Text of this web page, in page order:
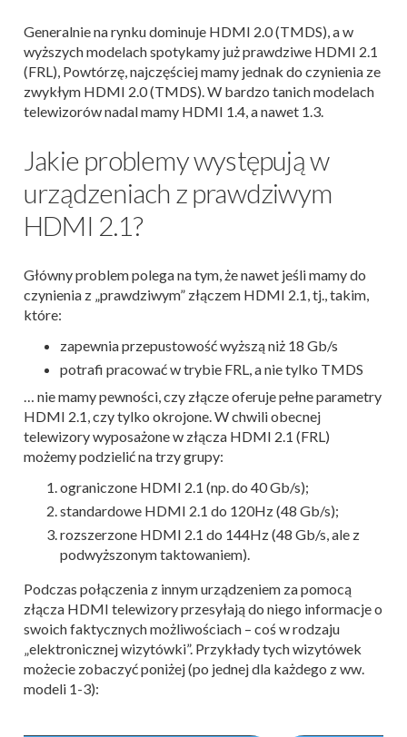
Generalnie na rynku dominuje HDMI 2.0 (TMDS), a w
wyższych modelach spotykamy już prawdziwe HDMI 2.1
(FRL), Powtórzę, najczęściej mamy jednak do czynienia ze
zwykłym HDMI 2.0 (TMDS). W bardzo tanich modelach
telewizorów nadal mamy HDMI 1.4, a nawet 1.3.
Jakie problemy występują w
urządzeniach z prawdziwym
HDMI 2.1?
Główny problem polega na tym, że nawet jeśli mamy do
czynienia z „prawdziwym” złączem HDMI 2.1, tj., takim,
które:
zapewnia przepustowość wyższą niż 18 Gb/s
potrafi pracować w trybie FRL, a nie tylko TMDS
… nie mamy pewności, czy złącze oferuje pełne parametry
HDMI 2.1, czy tylko okrojone. W chwili obecnej
telewizory wyposażone w złącza HDMI 2.1 (FRL)
możemy podzielić na trzy grupy:
ograniczone HDMI 2.1 (np. do 40 Gb/s);
standardowe HDMI 2.1 do 120Hz (48 Gb/s);
rozszerzone HDMI 2.1 do 144Hz (48 Gb/s, ale z
podwyższonym taktowaniem).
Podczas połączenia z innym urządzeniem za pomocą
złącza HDMI telewizory przesyłają do niego informacje o
swoich faktycznych możliwościach – coś w rodzaju
„elektronicznej wizytówki”. Przykłady tych wizytówek
możecie zobaczyć poniżej (po jednej dla każdego z ww.
modeli 1-3):